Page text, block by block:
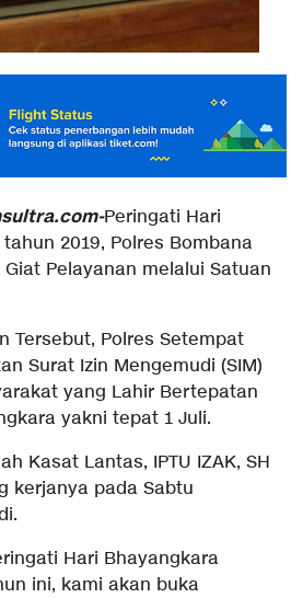
Peringati Hari
2019, Polres Bombana
Pelayanan melalui Satuan
Tersebut, Polres Setempat
Surat Izin Mengemudi (SIM)
yang Lahir Bertepatan
yakni tepat 1 Juli.
Kasat Lantas, IPTU IZAK, SH
kerjanya pada Sabtu
Hari Bhayangkara
ini, kami akan buka